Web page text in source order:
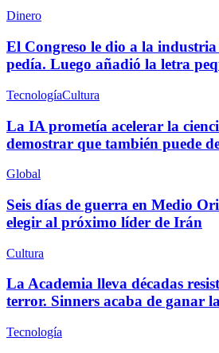
Dinero
El Congreso le dio a la
pedía. Luego añadió la letra
TecnologíaCultura
La IA prometía acelerar la
demostrar que también puede
Global
Seis días de guerra en Medio
elegir al próximo líder de Irán
Cultura
La Academia lleva décadas
terror. Sinners acaba de ganar
Tecnología